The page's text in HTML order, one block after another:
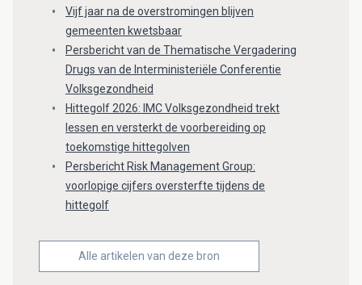
Vijf jaar na de overstromingen blijven
gemeenten kwetsbaar
Persbericht van de Thematische Vergadering
Drugs van de Interministeriële Conferentie
Volksgezondheid
Hittegolf 2026: IMC Volksgezondheid trekt
lessen en versterkt de voorbereiding op
toekomstige hittegolven
Persbericht Risk Management Group:
voorlopige cijfers oversterfte tijdens de
hittegolf
Alle artikelen van deze bron